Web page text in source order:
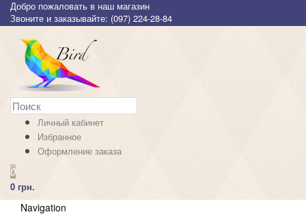
Добро пожаловать в наш магазин
Звоните и заказывайте: (097) 224-28-84
Личный кабинет
Избранное
Оформление заказа
0
0 грн.
Navigation